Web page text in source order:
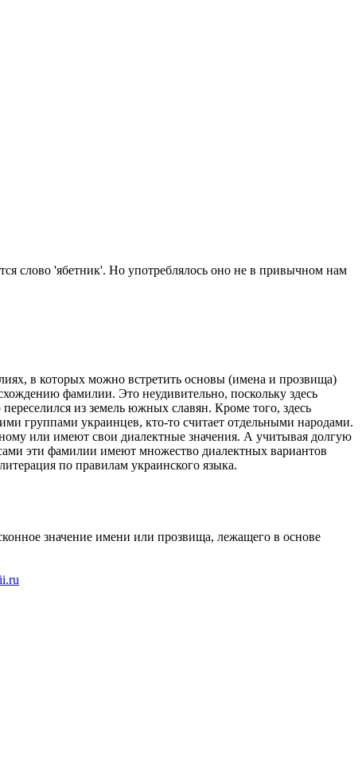
слово 'ябетник'. Но употреблялось оно не в привычном нам
в которых можно встретить основы (имена и прозвища)
фамилии. Это неудивительно, поскольку здесь
из земель южных славян. Кроме того, здесь
группами украинцев, кто-то считает отдельными народами.
или имеют свои диалектные значения. А учитывая долгую
эти фамилии имеют множество диалектных вариантов
по правилам украинского языка.
значение имени или прозвища, лежащего в основе